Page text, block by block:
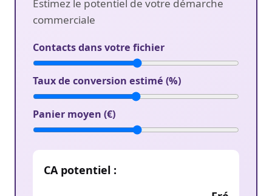
Estimez le potentiel de votre démarche
commerciale
Contacts dans votre fichier
Taux de conversion estimé (%)
Panier moyen (€)
CA potentiel :